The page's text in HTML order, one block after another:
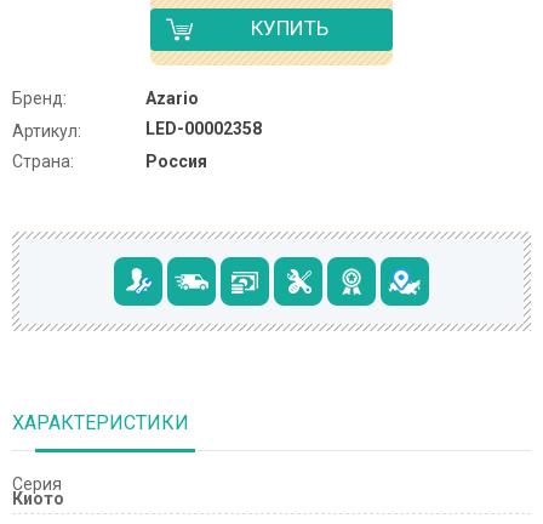
КУПИТЬ
Бренд:
Azario
Артикул:
LED-00002358
Страна:
Россия
ХАРАКТЕРИСТИКИ
Серия
Киото